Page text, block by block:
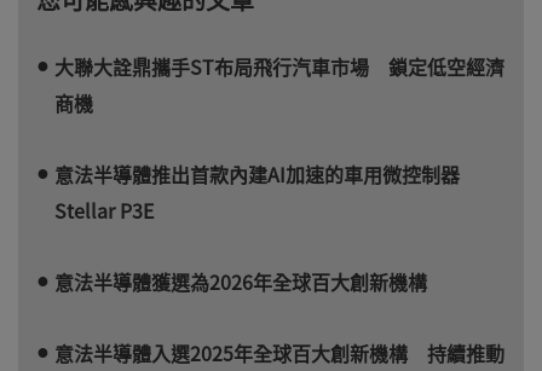
大聯大詮鼎攜手ST布局飛行汽車市場 鎖定低空經濟
商機
意法半導體推出首款內建AI加速的車用微控制器
Stellar P3E
意法半導體獲選為2026年全球百大創新機構
意法半導體入選2025年全球百大創新機構 持續推動